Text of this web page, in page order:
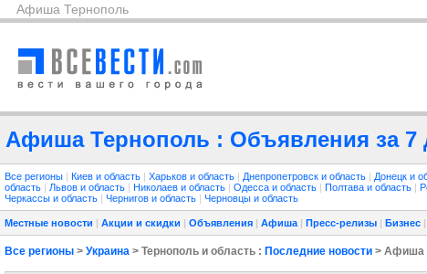
Афиша Тернополь
Афиша Тернополь : Объявления за 7
Все регионы | Киев и область | Харьков и область | Днепропетровск и область | Донецк и
область | Львов и область | Николаев и область | Одесса и область | Полтава и область |
Черкассы и область | Чернигов и область | Черновцы и область
Местные новости | Акции и скидки | Объявления | Афиша | Пресс-релизы | Бизнес |
Все регионы > Украина > Тернополь и область : Последние новости > Афиша